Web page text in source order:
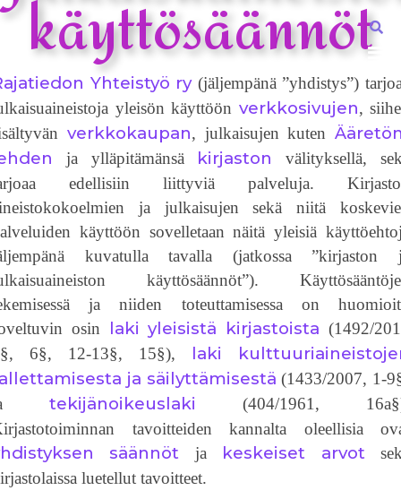
käyttösäännöt
Yhteistyö ry(jäljempänä ”yhdistys”)
yleisön käyttöön verkkosivujen,
verkkokaupan, julkaisujen kuten
ja ylläpitämänsä kirjaston
välityksellä,
edellisiin liittyviä palveluja.
ja julkaisujen sekä niitä
käyttöön sovelletaan näitä yleisiä
kuvatulla tavalla (jatkossa ”kirjaston
käyttösäännöt”).
ja niiden toteuttamisessa on
osin
laki yleisistä kirjastoista (1492/
6§, 12-13§, 15§), laki
ja säilyttämisestä (1433/2007, 1-
tekijänoikeuslaki (404/1961,
tavoitteiden kannalta oleellisia
säännöt ja keskeiset arvot
luetellut tavoitteet.